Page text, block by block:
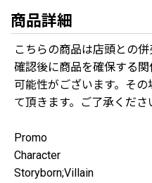
商品詳細
こちらの商品は店頭との
確認後に商品を確保する
可能性がございます。そ
て頂きます。ご了承くださ
Promo
Character
Storyborn;Villain